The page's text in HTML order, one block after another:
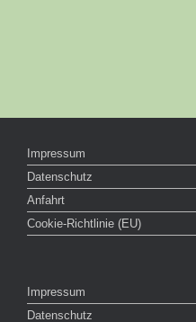
Impressum
Datenschutz
Anfahrt
Cookie-Richtlinie (EU)
Impressum
Datenschutz